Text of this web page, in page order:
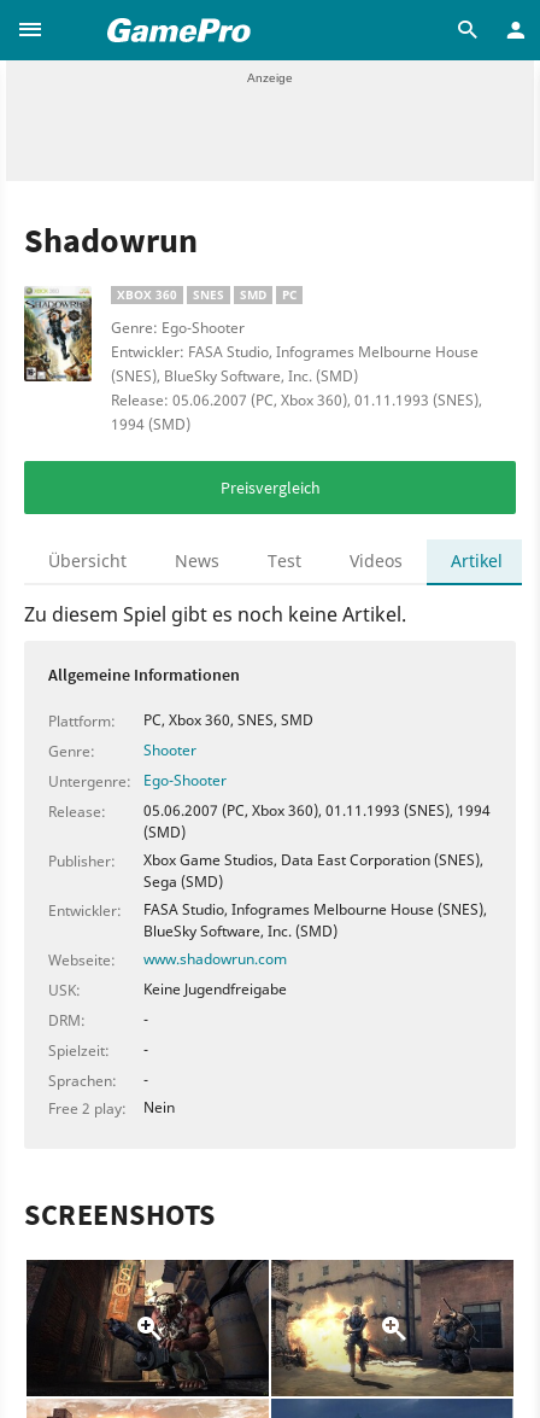
Shadowrun
XBOX 360 SNES SMD PC
Genre: Ego-Shooter
Entwickler: FASA Studio, Infogrames Melbourne House
(SNES), BlueSky Software, Inc. (SMD)
Release: 05.06.2007 (PC, Xbox 360), 01.11.1993 (SNES),
1994 (SMD)
Preisvergleich
Übersicht News Test Videos Artikel
Zu diesem Spiel gibt es noch keine Artikel.
Allgemeine Informationen
Plattform:
PC, Xbox 360, SNES, SMD
Genre:
Shooter
Untergenre:
Ego-Shooter
Release:
05.06.2007 (PC, Xbox 360), 01.11.1993 (SNES), 1994
(SMD)
Publisher:
Xbox Game Studios, Data East Corporation (SNES),
Sega (SMD)
Entwickler:
FASA Studio, Infogrames Melbourne House (SNES),
BlueSky Software, Inc. (SMD)
Webseite:
www.shadowrun.com
USK:
Keine Jugendfreigabe
DRM:
-
Spielzeit:
-
Sprachen:
-
Free 2 play:
Nein
SCREENSHOTS